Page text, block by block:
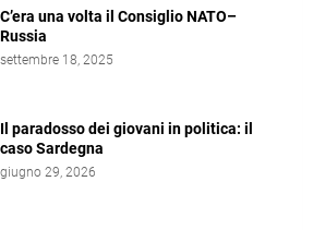
C’era una volta il Consiglio NATO–
Russia
settembre 18, 2025
Il paradosso dei giovani in politica: il
caso Sardegna
giugno 29, 2026